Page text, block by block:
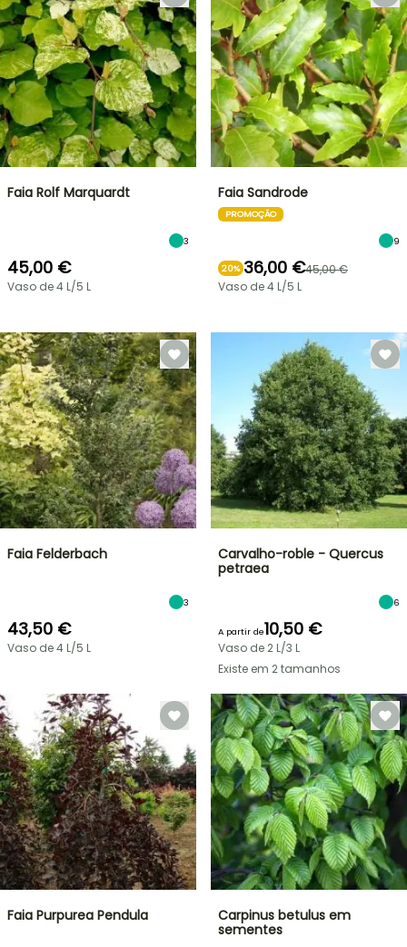
Faia Rolf Marquardt
3
45,00 €
Vaso de 4 L/5 L
Faia Sandrode
PROMOÇÃO
9
20% 36,00 €45,00 €
Vaso de 4 L/5 L
Faia Felderbach
3
43,50 €
Vaso de 4 L/5 L
Carvalho-roble - Quercus
petraea
6
A partir de10,50 €
Vaso de 2 L/3 L
Existe em 2 tamanhos
Faia Purpurea Pendula
Carpinus betulus em
sementes